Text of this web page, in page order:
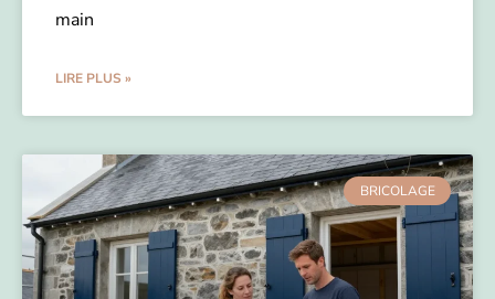
main
LIRE PLUS »
BRICOLAGE